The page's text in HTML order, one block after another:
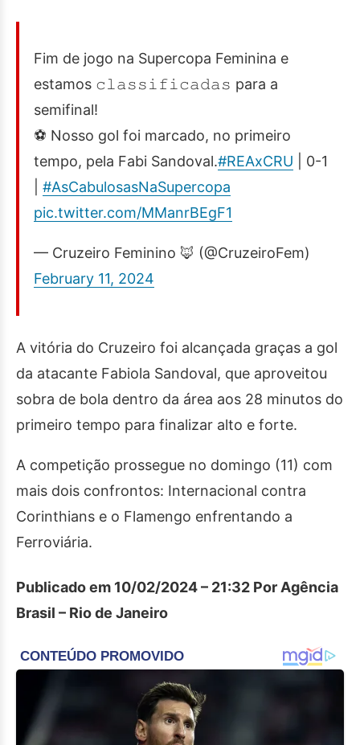
Fim de jogo na Supercopa Feminina e
estamos 𝚌𝚕𝚊𝚜𝚜𝚒𝚏𝚒𝚌𝚊𝚍𝚊𝚜 para a
semifinal!
⚽ Nosso gol foi marcado, no primeiro
tempo, pela Fabi Sandoval.#REAxCRU | 0-1
#AsCabulosasNaSupercopa
pic.twitter.com/MManrBEgF1
— Cruzeiro Feminino 🦊 (@CruzeiroFem)
February 11, 2024
A vitória do Cruzeiro foi alcançada graças a gol
da atacante Fabiola Sandoval, que aproveitou
sobra de bola dentro da área aos 28 minutos do
primeiro tempo para finalizar alto e forte.
A competição prossegue no domingo (11) com
mais dois confrontos: Internacional contra
Corinthians e o Flamengo enfrentando a
Ferroviária.
Publicado em 10/02/2024 – 21:32 Por Agência
Brasil – Rio de Janeiro